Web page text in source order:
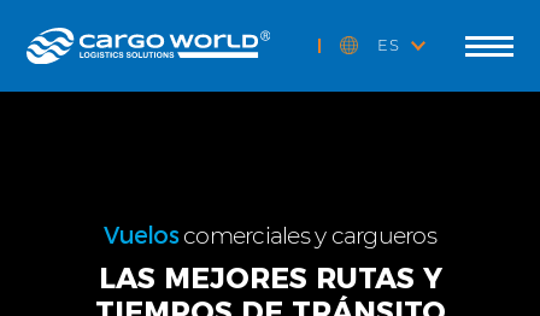
ES
Vueloscomerciales y cargueros
LAS MEJORES RUTAS Y